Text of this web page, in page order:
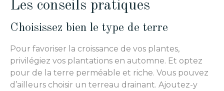
Les conseils pratiques
Choisissez bien le type de terre
Pour favoriser la croissance de vos plantes,
privilégiez vos plantations en automne. Et optez
pour de la terre perméable et riche. Vous pouvez
d’ailleurs choisir un terreau drainant. Ajoutez-y